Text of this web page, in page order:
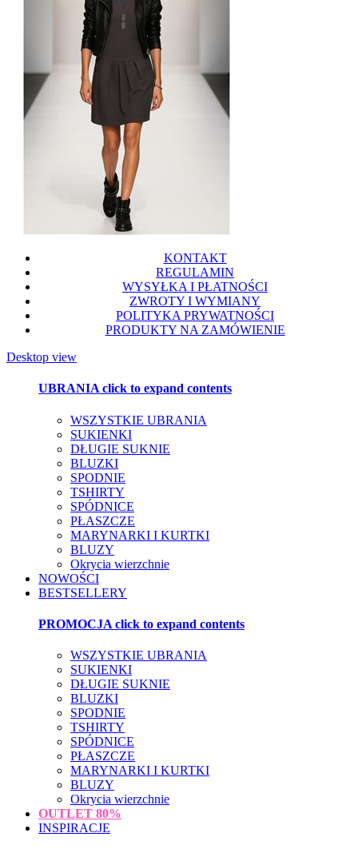
KONTAKT
REGULAMIN
WYSYŁKA I PŁATNOŚCI
ZWROTY I WYMIANY
POLITYKA PRYWATNOŚCI
PRODUKTY NA ZAMÓWIENIE
Desktop view
UBRANIAclick to expand contents
WSZYSTKIE UBRANIA
SUKIENKI
DŁUGIE SUKNIE
BLUZKI
SPODNIE
TSHIRTY
SPÓDNICE
PŁASZCZE
MARYNARKI I KURTKI
BLUZY
Okrycia wierzchnie
NOWOŚCI
BESTSELLERY
PROMOCJA click to expand contents
WSZYSTKIE UBRANIA
SUKIENKI
DŁUGIE SUKNIE
BLUZKI
SPODNIE
TSHIRTY
SPÓDNICE
PŁASZCZE
MARYNARKI I KURTKI
BLUZY
Okrycia wierzchnie
OUTLET 80%
INSPIRACJE